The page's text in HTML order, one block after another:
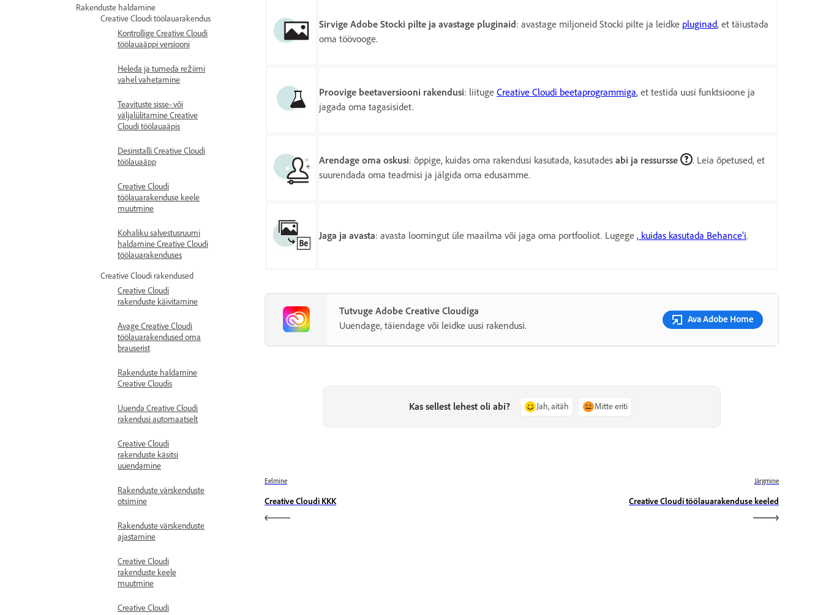
Rakenduste haldamine
Creative Cloudi töölauarakendus
Kontrollige Creative Cloudi
töölauaäppi versiooni
Heleda ja tumeda režiimi
vahel vahetamine
Teavituste sisse- või
väljalülitamine Creative
Cloudi töölauaäpis
Desinstalli Creative Cloudi
töölauaäpp
Creative Cloudi
töölauarakenduse keele
muutmine
Kohaliku salvestusruumi
haldamine Creative Cloudi
töölauarakenduses
Creative Cloudi rakendused
Creative Cloudi
rakenduste käivitamine
Avage Creative Cloudi
töölauarakendused oma
brauserist
Rakenduste haldamine
Creative Cloudis
Uuenda Creative Cloudi
rakendusi automaatselt
Creative Cloudi
rakenduste käsitsi
uuendamine
Rakenduste värskenduste
otsimine
Rakenduste värskenduste
ajastamine
Creative Cloudi
rakenduste keele
muutmine
Creative Cloudi
Sirvige Adobe Stocki pilte ja avastage pluginaid: avastage miljoneid Stocki pilte ja leidke pluginad, et täiustada
oma töövooge.
Proovige beetaversiooni rakendusi: liituge Creative Cloudi beetaprogrammiga, et testida uusi funktsioone ja
jagada oma tagasisidet.
Arendage oma oskusi: õppige, kuidas oma rakendusi kasutada, kasutades abi ja ressursse
. Leia õpetused, et
suurendada oma teadmisi ja jälgida oma edusamme.
Jaga ja avasta: avasta loomingut üle maailma või jaga oma portfooliot. Lugege , kuidas kasutada Behance'i.
Tutvuge Adobe Creative Cloudiga
Uuendage, täiendage või leidke uusi rakendusi.
Ava Adobe Home
Kas sellest lehest oli abi? Jah, aitäh Mitte eriti
Eelmine
Creative Cloudi KKK
Järgmine
Creative Cloudi töölauarakenduse keeled